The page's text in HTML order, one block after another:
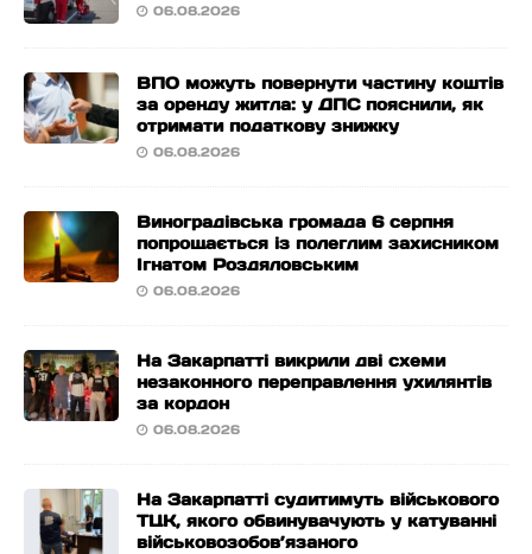
06.08.2026
ВПО можуть повернути частину коштів
за оренду житла: у ДПС пояснили, як
отримати податкову знижку
06.08.2026
Виноградівська громада 6 серпня
попрощається із полеглим захисником
Ігнатом Роздяловським
06.08.2026
На Закарпатті викрили дві схеми
незаконного переправлення ухилянтів
за кордон
06.08.2026
На Закарпатті судитимуть військового
ТЦК, якого обвинувачують у катуванні
військовозобов’язаного